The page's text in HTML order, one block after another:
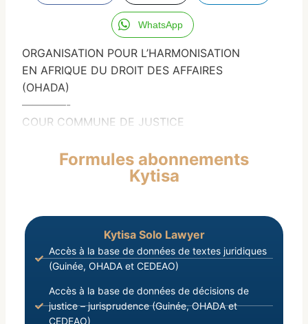
WhatsApp
ORGANISATION POUR L’HARMONISATION
EN AFRIQUE DU DROIT DES AFFAIRES
(OHADA)
————-
COUR COMMUNE DE JUSTICE
Formules abonnements
Kytisa
Kytisa Solo Lawyer
Accès à la base de données de textes juridiques
(Guinée, OHADA et CEDEAO)
Accès à la base de données de décisions de
justice – jurisprudence (Guinée, OHADA et
CEDEAO)